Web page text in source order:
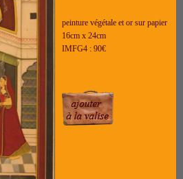
peinture végétale et or sur papier
16cm x 24cm
IMFG4 : 90€